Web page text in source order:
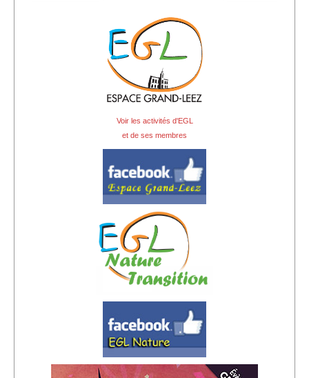
Voir les activités d'EGL
et de ses membres